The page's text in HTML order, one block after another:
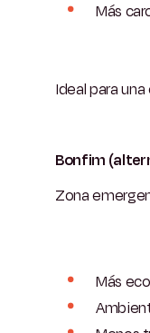
Más
Ideal para
Bonfim
Zona
Más